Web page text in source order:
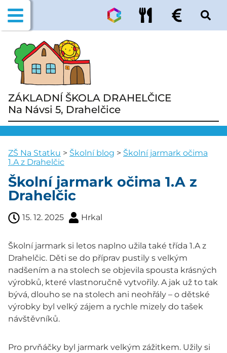
ZÁKLADNÍ ŠKOLA DRAHELČICE
Na Návsi 5, Drahelčice
ZŠ Na Statku > Školní blog > Školní jarmark očima
1.A z Drahelčic
Školní jarmark očima 1.A z
Drahelčic
15. 12. 2025 Hrkal
Školní jarmark si letos naplno užila také třída 1.A z
Drahelčic. Děti se do příprav pustily s velkým
nadšením a na stolech se objevila spousta krásných
výrobků, které vlastnoručně vytvořily. A jak už to tak
bývá, dlouho se na stolech ani neohřály – o dětské
výrobky byl velký zájem a rychle mizely do tašek
návštěvníků.
Pro prvňáčky byl jarmark velkým zážitkem. Užily si